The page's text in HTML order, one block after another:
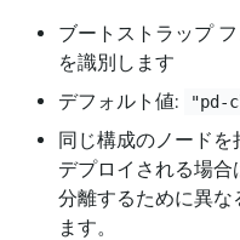
ブートストラップ
を識別します
デフォルト値:
"pd-
同じ構成のノード
デプロイされる場
分離するために異な
ます。